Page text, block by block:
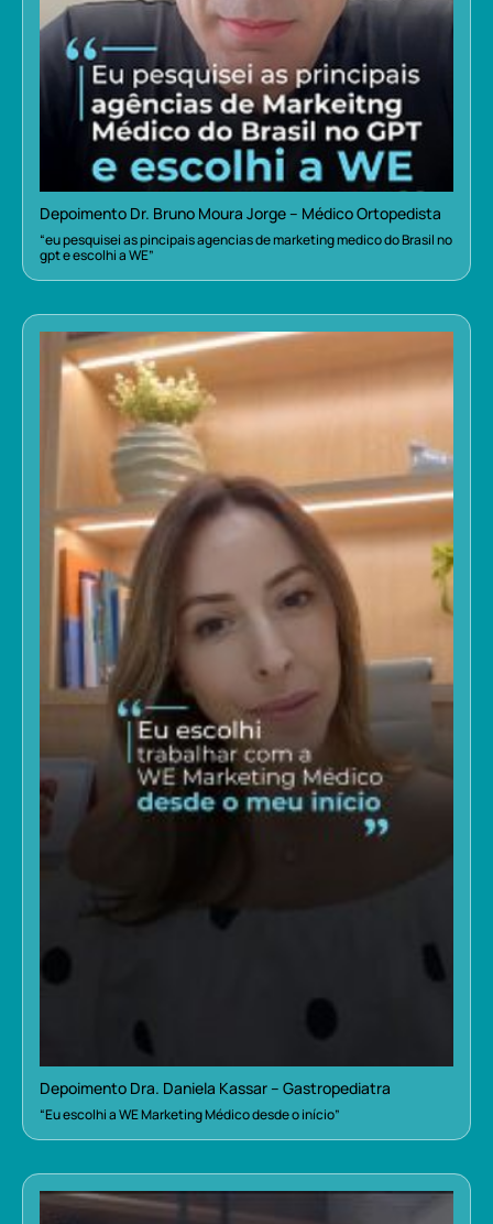
Depoimento Dr. Bruno Moura Jorge – Médico Ortopedista
“eu pesquisei as pincipais agencias de marketing medico do Brasil no
gpt e escolhi a WE”
Depoimento Dra. Daniela Kassar – Gastropediatra
“Eu escolhi a WE Marketing Médico desde o início”